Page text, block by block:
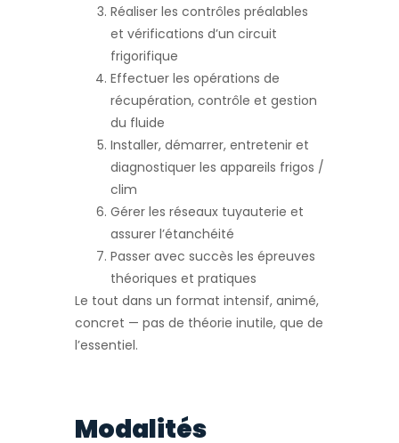
Réaliser les contrôles préalables
et vérifications d’un circuit
frigorifique
Effectuer les opérations de
récupération, contrôle et gestion
du fluide
Installer, démarrer, entretenir et
diagnostiquer les appareils frigos /
clim
Gérer les réseaux tuyauterie et
assurer l’étanchéité
Passer avec succès les épreuves
théoriques et pratiques
Le tout dans un format intensif, animé,
concret — pas de théorie inutile, que de
l’essentiel.
Modalités